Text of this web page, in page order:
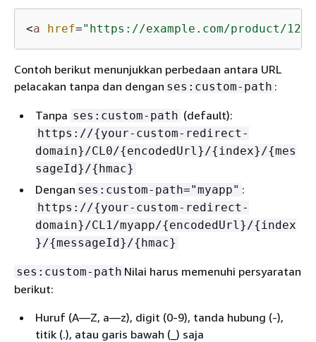
<a href="https://example.com/product/123"
Contoh berikut menunjukkan perbedaan antara URL
pelacakan tanpa dan dengan ses:custom-path :
Tanpa ses:custom-path (default):
https://{your-custom-redirect-
domain}/CL0/{encodedUrl}/{index}/{mes
sageId}/{hmac}
Dengan ses:custom-path="myapp" :
https://{your-custom-redirect-
domain}/CL1/myapp/{encodedUrl}/{index
}/{messageId}/{hmac}
ses:custom-path Nilai harus memenuhi persyaratan
berikut:
Huruf (A—Z, a—z), digit (0-9), tanda hubung (-),
titik (.), atau garis bawah (_) saja